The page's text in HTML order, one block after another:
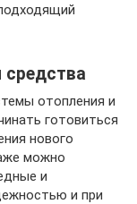
отопления и
готовиться
нового
можно
и
и при